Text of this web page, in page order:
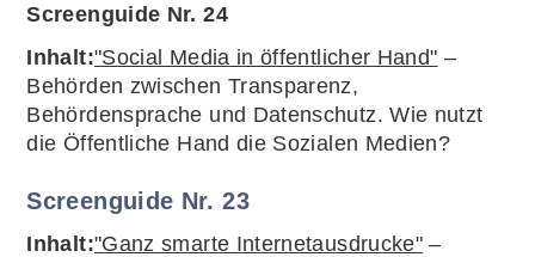
Screenguide Nr. 24
Inhalt:"Social Media in öffentlicher Hand" –
Behörden zwischen Transparenz,
Behördensprache und Datenschutz. Wie nutzt
die Öffentliche Hand die Sozialen Medien?
Screenguide Nr. 23
Inhalt:"Ganz smarte Internetausdrucke" –